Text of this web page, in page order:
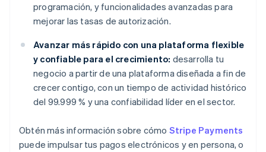
programación, y funcionalidades avanzadas para
mejorar las tasas de autorización.
Avanzar más rápido con una plataforma flexible
y confiable para el crecimiento: desarrolla tu
negocio a partir de una plataforma diseñada a fin de
crecer contigo, con un tiempo de actividad histórico
del 99.999 % y una confiabilidad líder en el sector.
Obtén más información sobre cómo Stripe Payments
puede impulsar tus pagos electrónicos y en persona, o